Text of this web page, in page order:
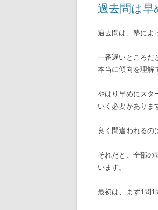
過去問は
過去問は、塾によ
一番遅いところだ
本当に傾向を理解
やはり早めにスタ
いく必要がありま
良く間違われるの
それだと、全部の
います。
最初は、まず1問1